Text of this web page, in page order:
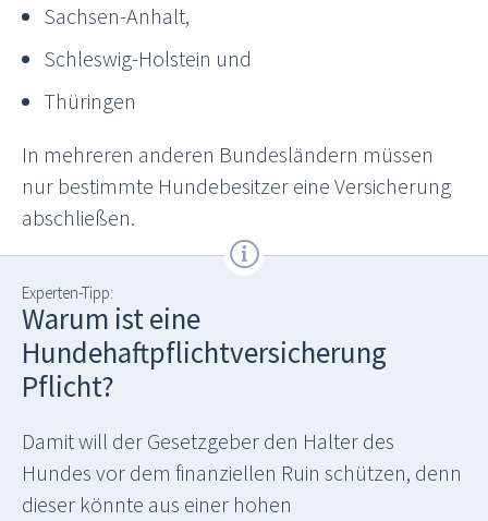
Sachsen-Anhalt,
Schleswig-Holstein und
Thüringen
In mehreren anderen Bundesländern müssen
nur bestimmte Hundebesitzer eine Versicherung
abschließen.
Experten-Tipp:
Warum ist eine
Hundehaftpflichtversicherung
Pflicht?
Damit will der Gesetzgeber den Halter des
Hundes vor dem finanziellen Ruin schützen, denn
dieser könnte aus einer hohen